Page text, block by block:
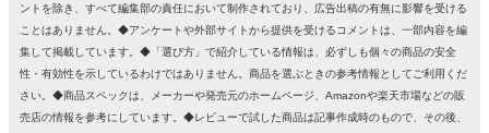
ントを除き、すべて編集部の責任において制作されており、広告出稿の有無に影響を受ける
ことはありません。◆アンケートや外部サイトから提供を受けるコメントは、一部内容を編
集して掲載しています。◆「選び方」で紹介している情報は、必ずしも個々の商品の安全
性・有効性を示しているわけではありません。商品を選ぶときの参考情報としてご利用くだ
さい。◆商品スペックは、メーカーや発売元のホームページ、Amazonや楽天市場などの販
売店の情報を参考にしています。◆レビューで試した商品は記事作成時のもので、その後、